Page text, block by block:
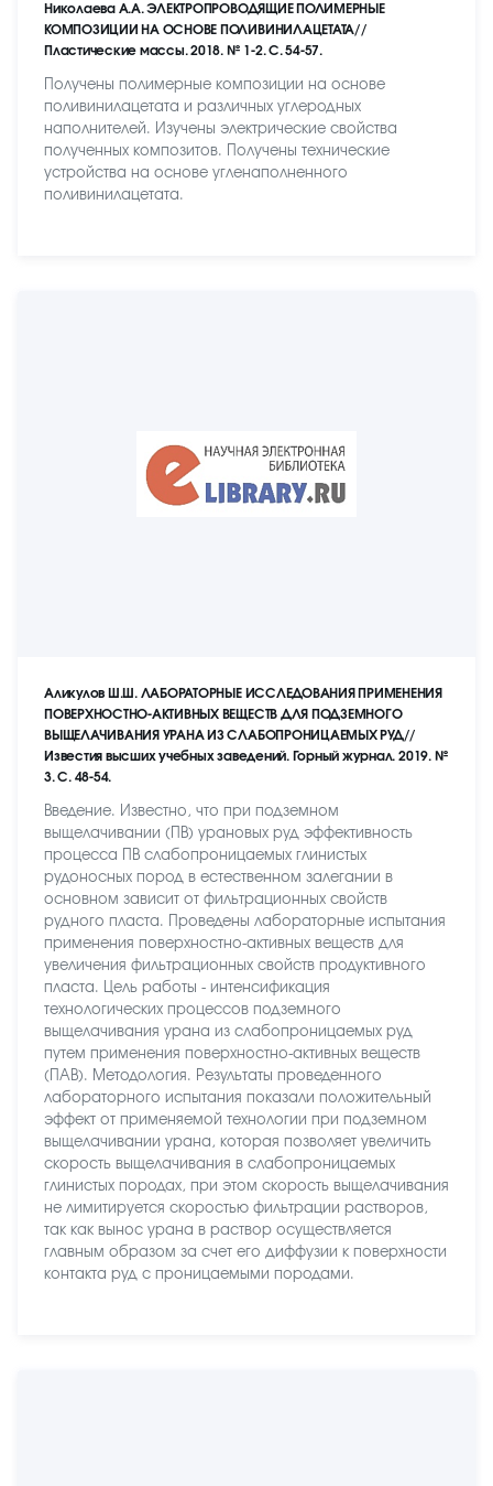
Николаева А.А. ЭЛЕКТРОПРОВОДЯЩИЕ ПОЛИМЕРНЫЕ
КОМПОЗИЦИИ НА ОСНОВЕ ПОЛИВИНИЛАЦЕТАТА//
Пластические массы. 2018. № 1-2. С. 54-57.
Получены полимерные композиции на основе
поливинилацетата и различных углеродных
наполнителей. Изучены электрические свойства
полученных композитов. Получены технические
устройства на основе угленаполненного
поливинилацетата.
Аликулов Ш.Ш. ЛАБОРАТОРНЫЕ ИССЛЕДОВАНИЯ ПРИМЕНЕНИЯ
ПОВЕРХНОСТНО-АКТИВНЫХ ВЕЩЕСТВ ДЛЯ ПОДЗЕМНОГО
ВЫЩЕЛАЧИВАНИЯ УРАНА ИЗ СЛАБОПРОНИЦАЕМЫХ РУД//
Известия высших учебных заведений. Горный журнал. 2019. №
3. С. 48-54.
Введение. Известно, что при подземном
выщелачивании (ПВ) урановых руд эффективность
процесса ПВ слабопроницаемых глинистых
рудоносных пород в естественном залегании в
основном зависит от фильтрационных свойств
рудного пласта. Проведены лабораторные испытания
применения поверхностно-активных веществ для
увеличения фильтрационных свойств продуктивного
пласта. Цель работы - интенсификация
технологических процессов подземного
выщелачивания урана из слабопроницаемых руд
путем применения поверхностно-активных веществ
(ПАВ). Методология. Результаты проведенного
лабораторного испытания показали положительный
эффект от применяемой технологии при подземном
выщелачивании урана, которая позволяет увеличить
скорость выщелачивания в слабопроницаемых
глинистых породах, при этом скорость выщелачивания
не лимитируется скоростью фильтрации растворов,
так как вынос урана в раствор осуществляется
главным образом за счет его диффузии к поверхности
контакта руд с проницаемыми породами.